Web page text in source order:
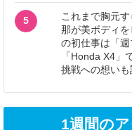
5
これまで胸元
那が美ボディ
の初仕事は「
「Honda X4」
挑戦への想い
1週間の